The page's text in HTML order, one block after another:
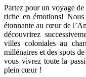
Partez pour un voyage
riche en émotions!
étonnante au cœur de
découvrirez
villes coloniales au
millénaires et des spots
vous vivrez toute la
plein cœur !